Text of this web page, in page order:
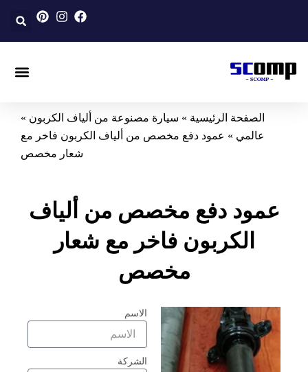
المحتوى
الصفحة الرئيسية » سيارة مصنوعة من ألياف الكربون »
عالمي » عمود دفع مخصص من ألياف الكربون فاخر مع
شعار مخصص
عمود دفع مخصص من ألياف
الكربون فاخر مع شعار
مخصص
الاسم
الشركة